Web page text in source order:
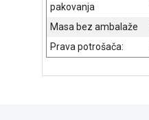
pakovanja
Masa bez ambalaže
Prava potrošača: